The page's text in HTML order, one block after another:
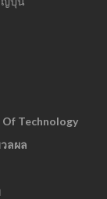
Technology
ลผล